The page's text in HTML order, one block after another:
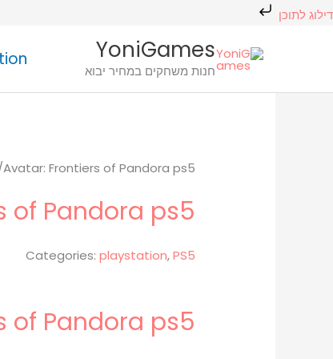
דילוג לתוכן
דילוג
YoniGames
חנות משחקים במחיר יבוא
Avatar: Frontiers of Pandora ps5
of Pandora ps5
Categories: playstation,PS5
of Pandora ps5
של
Avatar:
ps5
של
Avatar:
ps5
המקורי
היה:
המקורי
היה:
המקורי
היה: